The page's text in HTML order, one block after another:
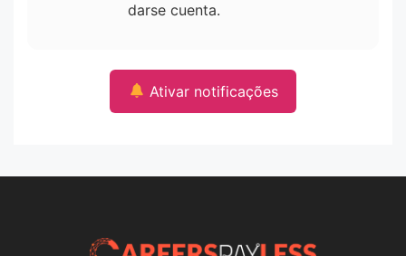
darse cuenta.
Ativar notificações